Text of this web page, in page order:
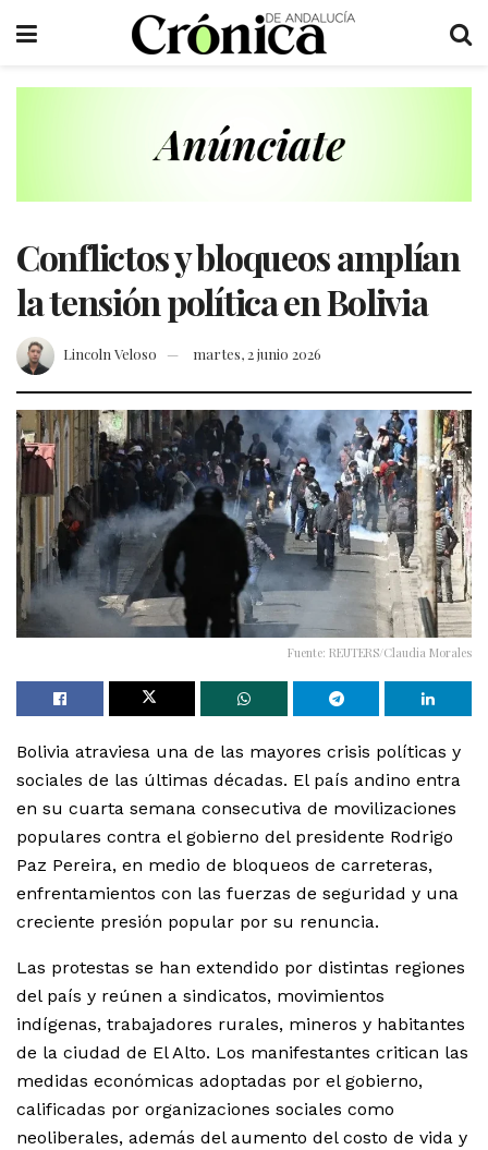
Conflictos y bloqueos amplían
la tensión política en Bolivia
Lincoln Veloso martes, 2 junio 2026
Fuente: REUTERS/Claudia Morales
Bolivia atraviesa una de las mayores crisis políticas y
sociales de las últimas décadas. El país andino entra
en su cuarta semana consecutiva de movilizaciones
populares contra el gobierno del presidente Rodrigo
Paz Pereira, en medio de bloqueos de carreteras,
enfrentamientos con las fuerzas de seguridad y una
creciente presión popular por su renuncia.
Las protestas se han extendido por distintas regiones
del país y reúnen a sindicatos, movimientos
indígenas, trabajadores rurales, mineros y habitantes
de la ciudad de El Alto. Los manifestantes critican las
medidas económicas adoptadas por el gobierno,
calificadas por organizaciones sociales como
neoliberales, además del aumento del costo de vida y